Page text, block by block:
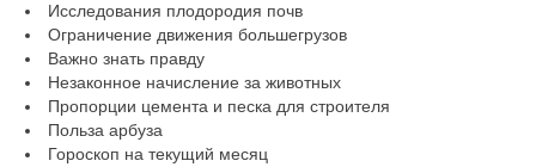
Исследования плодородия почв
Ограничение движения большегрузов
Важно знать правду
Незаконное начисление за животных
Пропорции цемента и песка для строителя
Польза арбуза
Гороскоп на текущий месяц